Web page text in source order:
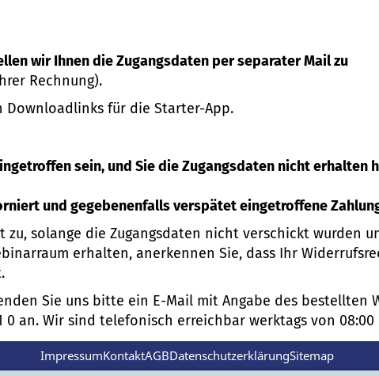
wir Ihnen die Zugangsdaten per separater Mail zu
Rechnung).
Downloadlinks für die Starter-App.
sein, und Sie die Zugangsdaten nicht erhalten
und gegebenenfalls verspätet eingetroffene
solange die Zugangsdaten nicht verschickt wurden
erhalten, anerkennen Sie, dass Ihr
Sie uns bitte ein E-Mail mit Angabe des bestellten
0 an. Wir sind telefonisch erreichbar werktags von 08:00
ImpressumKontaktAGBDatenschutzerklärungSitemap